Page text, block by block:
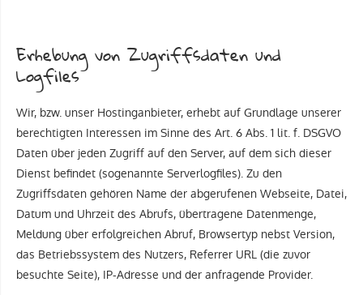
Erhebung von Zugriffsdaten und
Logfiles
Wir, bzw. unser Hostinganbieter, erhebt auf Grundlage unserer
berechtigten Interessen im Sinne des Art. 6 Abs. 1 lit. f. DSGVO
Daten über jeden Zugriff auf den Server, auf dem sich dieser
Dienst befindet (sogenannte Serverlogfiles). Zu den
Zugriffsdaten gehören Name der abgerufenen Webseite, Datei,
Datum und Uhrzeit des Abrufs, übertragene Datenmenge,
Meldung über erfolgreichen Abruf, Browsertyp nebst Version,
das Betriebssystem des Nutzers, Referrer URL (die zuvor
besuchte Seite), IP-Adresse und der anfragende Provider.